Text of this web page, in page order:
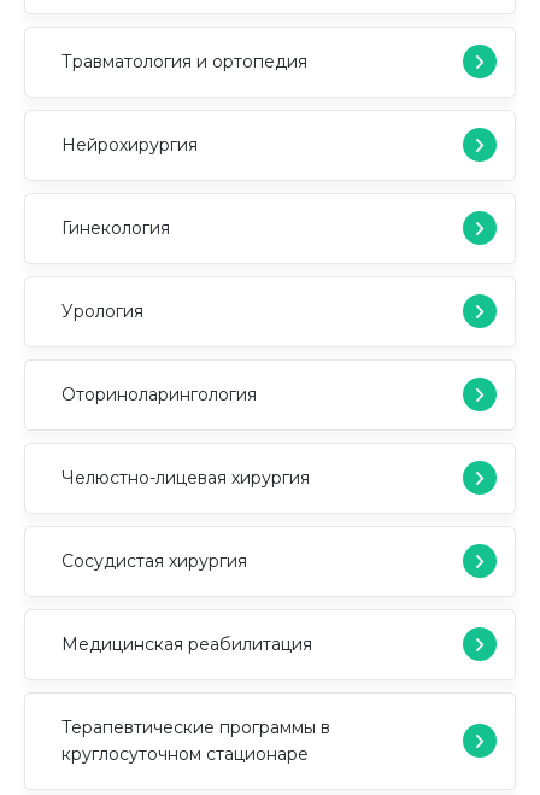
Травматология и ортопедия
Нейрохирургия
Гинекология
Урология
Оториноларингология
Челюстно-лицевая хирургия
Сосудистая хирургия
Медицинская реабилитация
Терапевтические программы в
круглосуточном стационаре